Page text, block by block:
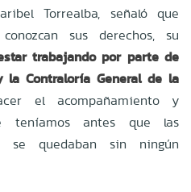
Torrealba, señaló que
sus derechos, su
trabajando por parte de
Contraloría General de la
el acompañamiento y
teníamos antes que las
quedaban sin ningún